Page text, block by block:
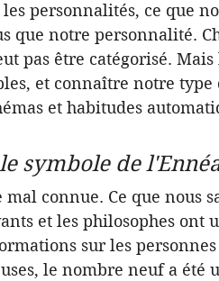
personnalités, ce que
que notre personnalité.
pas être catégorisé.
et connaître notre
et habitudes
symbole de
mal connue. Ce que nous
et les philosophes
sur les
le nombre neuf a